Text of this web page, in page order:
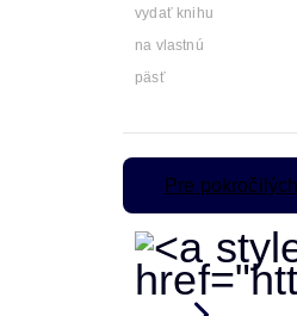
vydať knihu
na vlastnú
päsť
Pre pokročilých